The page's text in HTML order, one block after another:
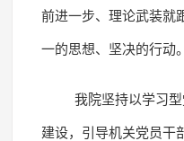
前进一步、理论武装就
一的思想、坚决的行动。
我院坚持以学习
建设，引导机关党员干